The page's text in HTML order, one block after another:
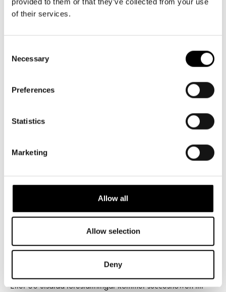
of their services.
Selection
Necessary
Preferences
Statistics
Marketing
Allow all
Allow selection
Deny
Niklas Strömstedt OM kärleken, Finland
och livet bakom låtarna inför
I den självbiografiska musikföreställningen Tyck OM mig
blickar Niklas Strömstedt tillbaka på ett långt liv i
rampljuset – med humor, melankoli och oväntad öppenhet.
Efter 80 utsålda föreställningar kommer succéshowen till